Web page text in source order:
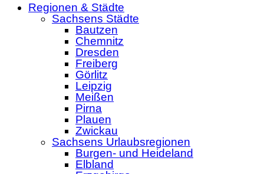
Regionen & Städte
Sachsens Städte
Bautzen
Chemnitz
Dresden
Freiberg
Görlitz
Leipzig
Meißen
Pirna
Plauen
Zwickau
Sachsens Urlaubsregionen
Burgen- und Heideland
Elbland